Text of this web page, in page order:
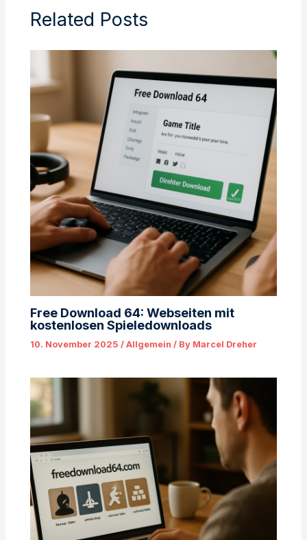
Related Posts
Free Download 64: Webseiten mit
kostenlosen Spieledownloads
10. November 2025/Allgemein / By Marcel Dreher